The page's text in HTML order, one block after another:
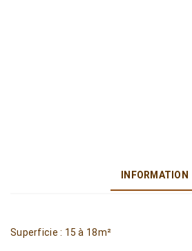
INFORMATION
Superficie : 15 à 18m²